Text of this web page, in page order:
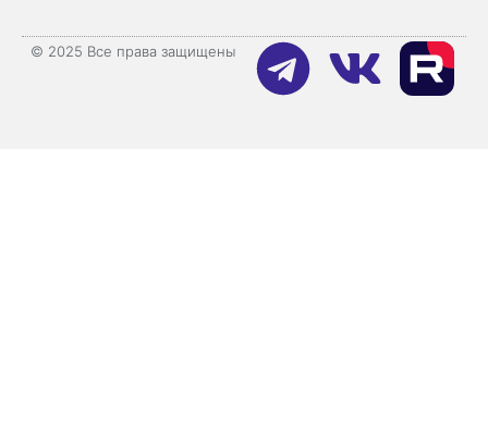
© 2025 Все права защищены